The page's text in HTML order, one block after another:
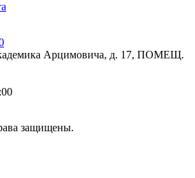
Арцимовича, д. 17, ПОМЕЩ.
защищены.